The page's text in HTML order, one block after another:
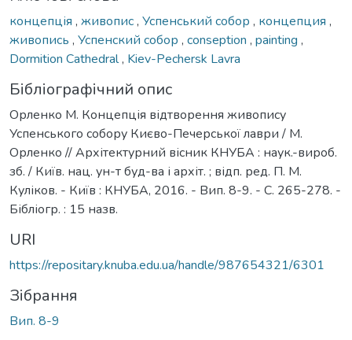
концепція , живопис, Успенський собор , концепция ,
живопись , Успенский собор , conseption , painting ,
Dormition Cathedral, Kiev-Pechersk Lavra
Бібліографічний опис
Орленко М. Концепція відтворення живопису
Успенського собору Києво-Печерської лаври / М.
Орленко // Архітектурний вісник КНУБА : наук.-вироб.
зб. / Київ. нац. ун-т буд-ва і архіт. ; відп. ред. П. М.
Куліков. - Київ : КНУБА, 2016. - Вип. 8-9. - С. 265-278. -
Бібліогр. : 15 назв.
URI
https://repositary.knuba.edu.ua/handle/987654321/6301
Зібрання
Вип. 8-9